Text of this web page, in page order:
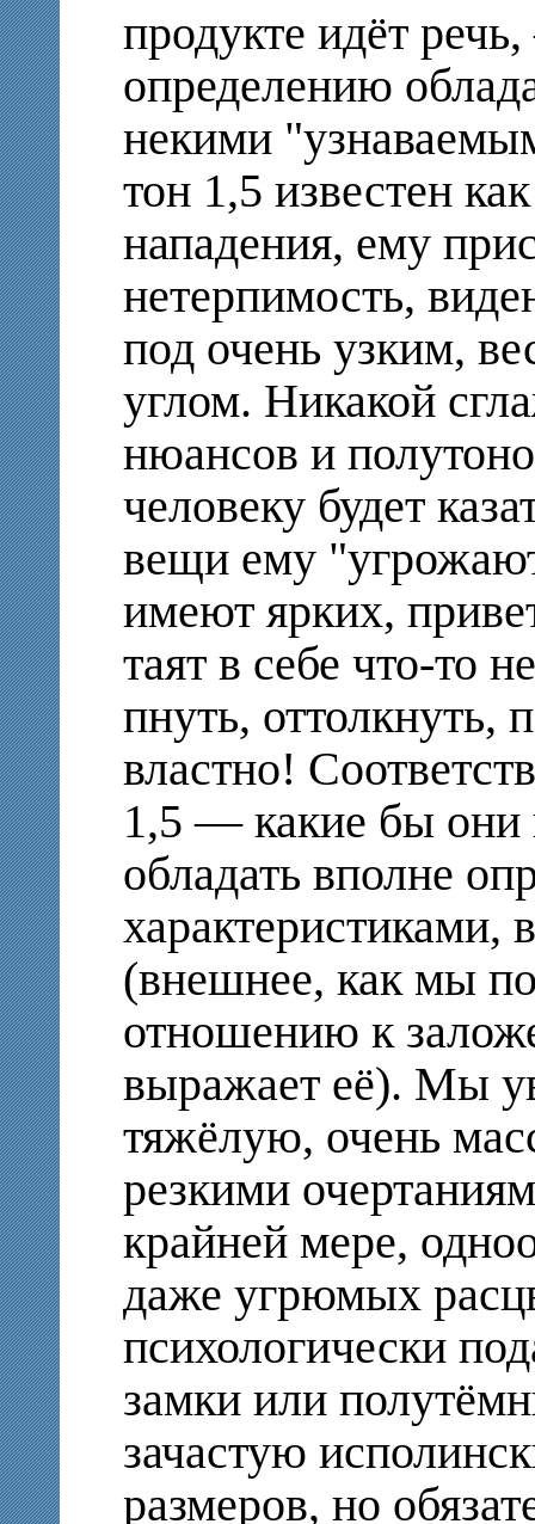
продукте идёт
определению
некими
тон 1,5 известен
нападения, ему
нетерпимость,
под очень узким,
углом. Никакой
нюансов и
человеку будет
вещи ему
имеют ярких,
таят в себе что-то
пнуть, оттолкнуть,
властно!
1,5 — какие бы
обладать вполне
(внешнее, как мы
отношению к
выражает её). Мы
тяжёлую, очень
резкими
крайней мере,
даже угрюмых
психологически
замки или
зачастую
размеров, но